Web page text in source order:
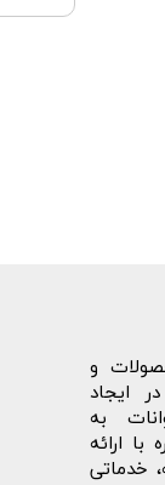
و
ایجاد
به
با ارائه
خدماتی